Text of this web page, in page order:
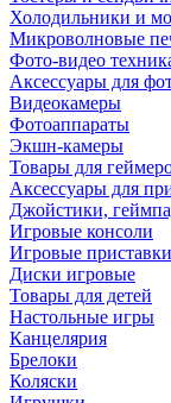
Холодильники и
Микроволновые
Фото-видео
Аксессуары для
Видеокамеры
Фотоаппараты
Экшн-камеры
Товары для
Аксессуары для
Джойстики,
Игровые консоли
Игровые приставки
Диски игровые
Товары для детей
Настольные игры
Канцелярия
Брелоки
Коляски